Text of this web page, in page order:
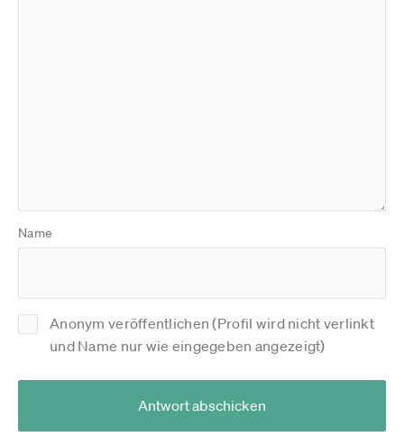
Name
Anonym veröffentlichen (Profil wird nicht verlinkt
und Name nur wie eingegeben angezeigt)
Antwort abschicken